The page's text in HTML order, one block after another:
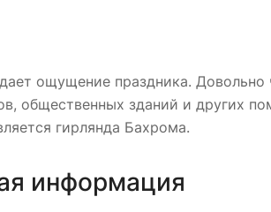
ощущение праздника.
общественных зданий и других
гирлянда Бахрома.
информация